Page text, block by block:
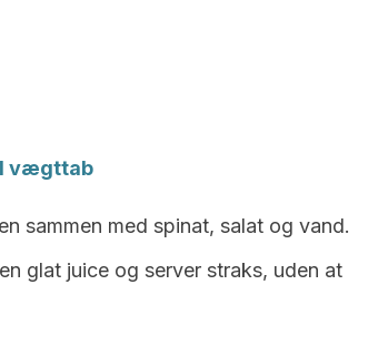
vægttab
sammen med spinat, salat og vand.
glat juice og server straks, uden at